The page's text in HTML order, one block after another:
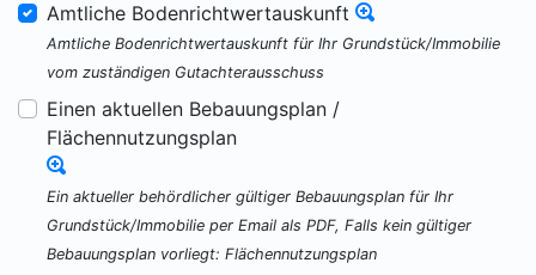
Amtliche Bodenrichtwertauskunft
Amtliche Bodenrichtwertauskunft für Ihr Grundstück/Immobilie
vom zuständigen Gutachterausschuss
Einen aktuellen Bebauungsplan /
Flächennutzungsplan
Ein aktueller behördlicher gültiger Bebauungsplan für Ihr
Grundstück/Immobilie per Email als PDF, Falls kein gültiger
Bebauungsplan vorliegt: Flächennutzungsplan